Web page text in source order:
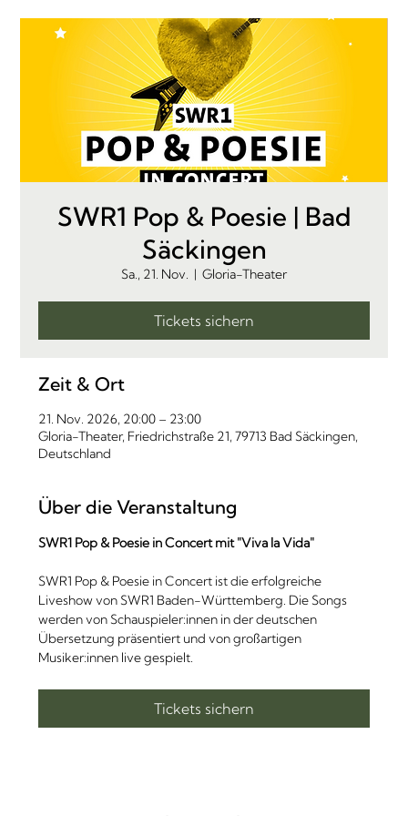
SWR1 Pop & Poesie | Bad
Säckingen
Sa., 21. Nov.
  |
Gloria-Theater
Tickets sichern
Zeit & Ort
21. Nov. 2026, 20:00 – 23:00
Gloria-Theater, Friedrichstraße 21, 79713 Bad Säckingen,
Deutschland
Über die Veranstaltung
SWR1 Pop & Poesie in Concert mit "Viva la Vida"
SWR1 Pop & Poesie in Concert ist die erfolgreiche
Liveshow von SWR1 Baden-Württemberg. Die Songs
werden von Schauspieler:innen in der deutschen
Übersetzung präsentiert und von großartigen
Musiker:innen live gespielt.
Tickets sichern